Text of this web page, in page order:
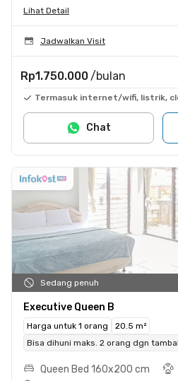
Lihat Detail
Jadwalkan Visit
Rp1.750.000 /bulan
Termasuk internet/wifi, listrik,
Chat
Sedang penuh
Executive Queen B
Harga untuk 1 orang
20.5 m²
Bisa dihuni maks. 2 orang dgn
Queen Bed 160x200 cm